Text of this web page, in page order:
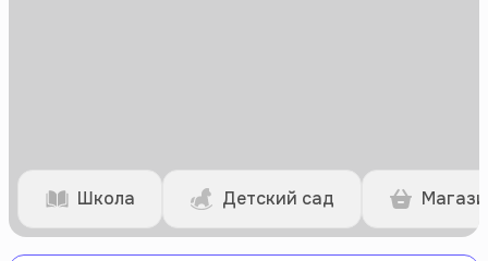
Школа Детский сад